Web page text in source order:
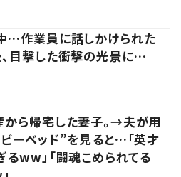
…作業員に話しかけられた
、目撃した衝撃の光景に…
から帰宅した妻子。→夫が用
ーベッド”を見ると…「英才
ww」「闘魂こめられてる